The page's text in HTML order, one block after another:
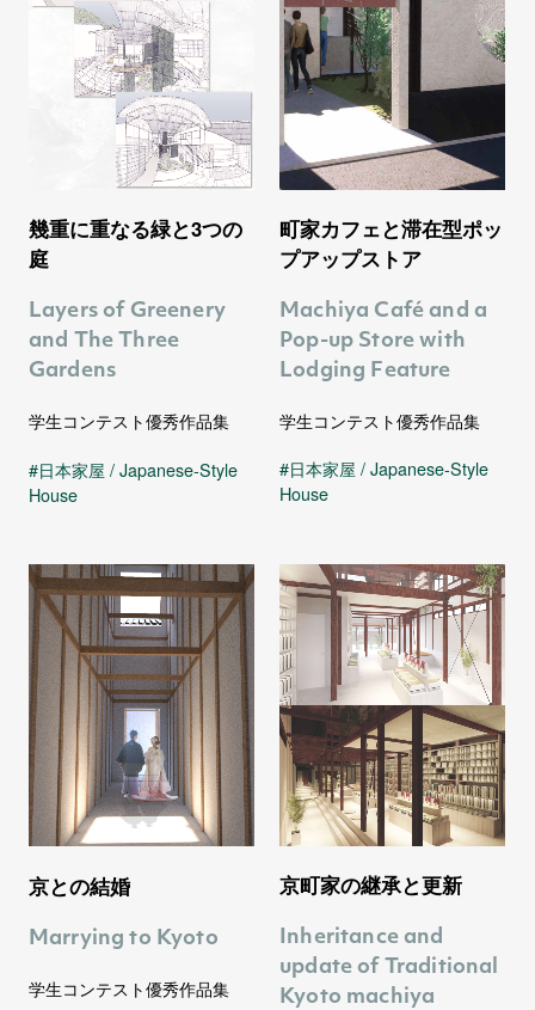
幾重に重なる緑と3つの
庭
Layers of Greenery
and The Three
Gardens
学生コンテスト優秀作品集
日本家屋 / Japanese-Style
House
町家カフェと滞在型ポッ
プアップストア
Machiya Café and a
Pop-up Store with
Lodging Feature
学生コンテスト優秀作品集
日本家屋 / Japanese-Style
House
京との結婚
Marrying to Kyoto
学生コンテスト優秀作品集
京町家の継承と更新
Inheritance and
update of Traditional
Kyoto machiya